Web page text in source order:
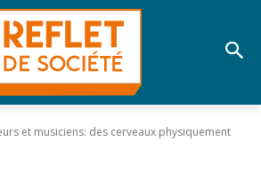
et musiciens: des cerveaux physiquement